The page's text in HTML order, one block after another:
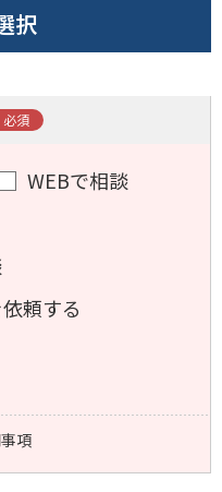
択
WEBで相談
頼する
項